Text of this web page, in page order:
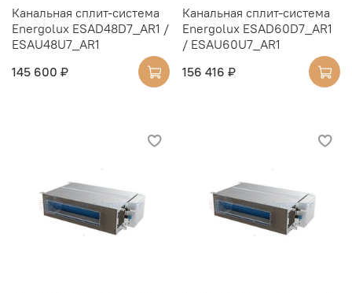
Канальная сплит-система
Energolux ESAD48D7_AR1 /
ESAU48U7_AR1
145 600 ₽
Канальная сплит-система
Energolux ESAD60D7_AR1
/ ESAU60U7_AR1
156 416 ₽